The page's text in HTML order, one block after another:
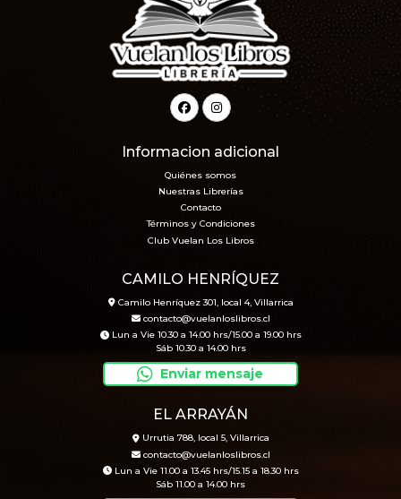
Informacion adicional
Quiénes somos
Nuestras Librerías
Contacto
Términos y Condiciones
Club Vuelan Los Libros
CAMILO HENRÍQUEZ
Camilo Henríquez 301, local 4, Villarrica
contacto@vuelanloslibros.cl
Lun a Vie 10.30 a 14.00 hrs/15.00 a 19.00 hrs
Sáb 10.30 a 14.00 hrs
Enviar mensaje
EL ARRAYÁN
Urrutia 788, local 5, Villarrica
contacto@vuelanloslibros.cl
Lun a Vie 11.00 a 13.45 hrs/15.15 a 18.30 hrs
Sáb 11.00 a 14.00 hrs